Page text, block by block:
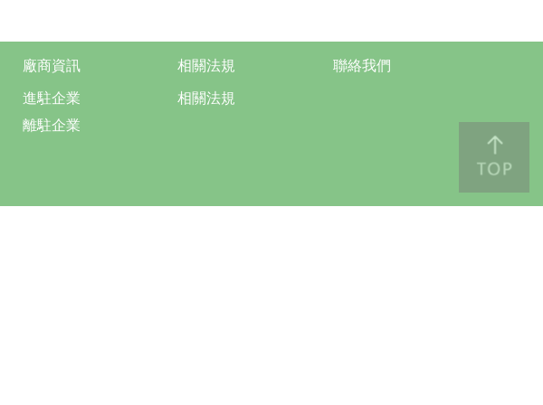
廠商資訊
進駐企業
離駐企業
相關法規
相關法規
聯絡我們